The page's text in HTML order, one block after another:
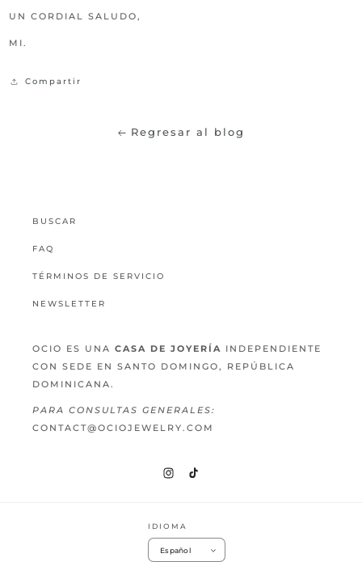
UN CORDIAL SALUDO,
MI.
Compartir
Regresar al blog
BUSCAR
FAQ
TÉRMINOS DE SERVICIO
NEWSLETTER
OCIO ES UNA CASA DE JOYERÍA INDEPENDIENTE
CON SEDE EN SANTO DOMINGO, REPÚBLICA
DOMINICANA.
PARA CONSULTAS GENERALES:
CONTACT@OCIOJEWELRY.COM
Instagram
TikTok
IDIOMA
Español